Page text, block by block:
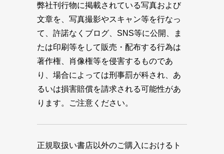
弊社刊行物に掲載されている写真および
文章を、写真撮影やスキャン等を行なっ
て、許諾なくブログ、SNS等に公開、ま
たは印刷等をして販売・配布する行為は
著作権、肖像権等を侵害するものであ
り、場合によっては刑事罰が科され、あ
るいは損害賠償を請求される可能性があ
ります。ご注意ください。
正規取扱い書店以外のご購入におけるト